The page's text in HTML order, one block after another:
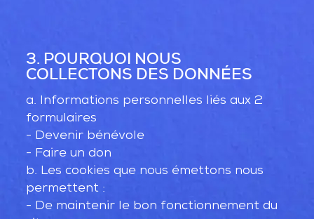
3. POURQUOI NOUS
COLLECTONS DES DONNÉES
a. Informations personnelles liés aux 2
formulaires
- Devenir bénévole
- Faire un don
b. Les cookies que nous émettons nous
permettent :
- De maintenir le bon fonctionnement du